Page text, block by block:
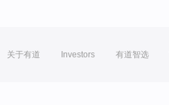
关于有道 Investors 有道智选